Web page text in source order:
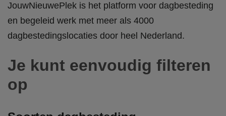
JouwNieuwePlek is het platform voor dagbesteding
en begeleid werk met meer als 4000
dagbestedingslocaties door heel Nederland.
Je kunt eenvoudig filteren
op